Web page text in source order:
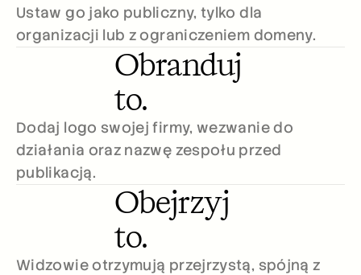
Ustaw go jako publiczny, tylko dla
organizacji lub z ograniczeniem domeny.
Obranduj
to.
Dodaj logo swojej firmy, wezwanie do
działania oraz nazwę zespołu przed
publikacją.
Obejrzyj
to.
Widzowie otrzymują przejrzystą, spójną z
Careers
Book a Demo